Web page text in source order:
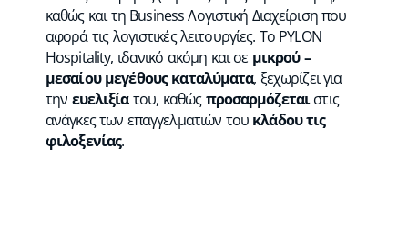
καθώς και τη Business Λογιστική Διαχείρισηπου
αφορά τις λογιστικές λειτουργίες. Το PYLON
Hospitality, ιδανικό ακόμη και σε μικρού –
μεσαίου μεγέθους καταλύματα, ξεχωρίζει για
την ευελιξίατου, καθώςπροσαρμόζεταιστις
ανάγκες των επαγγελματιών του κλάδου τις
φιλοξενίας.